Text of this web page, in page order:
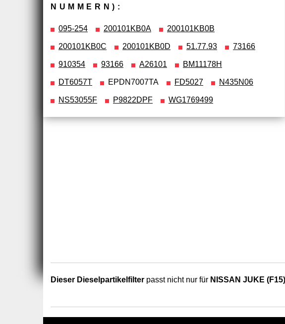
NUMMERN):
095-254 200101KB0A 200101KB0B
200101KB0C 200101KB0D 51.77.93 73166
910354 93166 A26101 BM11178H
DT6057T EPDN7007TA FD5027 N435N06
NS53055F P9822DPF WG1769499
Dieser Dieselpartikelfilter passt nicht nur für NISSAN JUKE